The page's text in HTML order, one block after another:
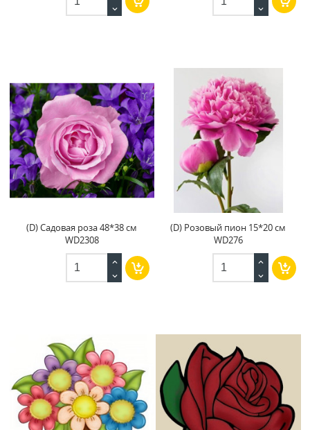
(D) Садовая роза 48*38 см
WD2308
(D) Розовый пион 15*20 см
WD276